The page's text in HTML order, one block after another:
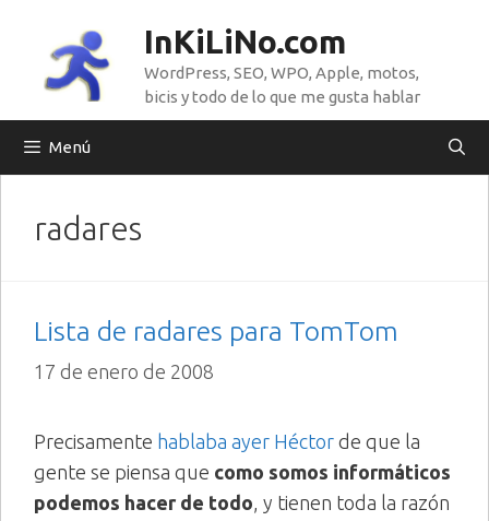
contenido
InKiLiNo.com
WordPress, SEO, WPO, Apple, motos,
bicis y todo de lo que me gusta hablar
Menú
radares
Lista de radares para TomTom
17 de enero de 2008
Precisamente hablaba ayer Héctor de que la
gente se piensa que como somos informáticos
podemos hacer de todo, y tienen toda la razón